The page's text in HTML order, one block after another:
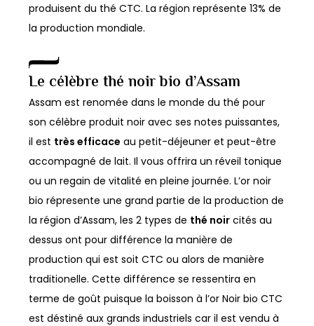
produisent du thé CTC. La région représente 13% de
la production mondiale.
Le célèbre thé noir bio d’Assam
Assam est renomée dans le monde du thé pour
son célèbre produit noir avec ses notes puissantes,
il est très efficace au petit-déjeuner et peut-être
accompagné de lait. Il vous offrira un réveil tonique
ou un regain de vitalité en pleine journée. L’or noir
bio répresente une grand partie de la production de
la région d’Assam, les 2 types de thé noir cités au
dessus ont pour différence la manière de
production qui est soit CTC ou alors de manière
traditionelle. Cette différence se ressentira en
terme de goût puisque la boisson à l’or Noir bio CTC
est déstiné aux grands industriels car il est vendu à